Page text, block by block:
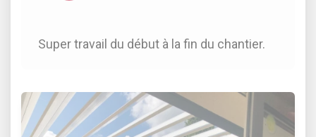
Super travail du début à la fin du chantier.